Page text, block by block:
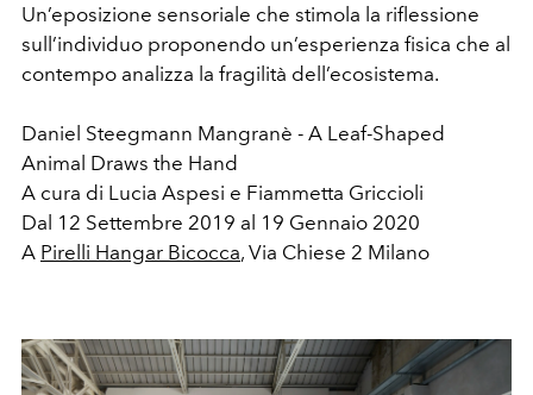
Un’eposizione sensoriale che stimola la riflessione
sull’individuo proponendo un’esperienza fisica che al
contempo analizza la fragilità dell’ecosistema.
Daniel Steegmann Mangranè - A Leaf-Shaped
Animal Draws the Hand
A cura di Lucia Aspesi e Fiammetta Griccioli
Dal 12 Settembre 2019 al 19 Gennaio 2020
A Pirelli Hangar Bicocca, Via Chiese 2 Milano